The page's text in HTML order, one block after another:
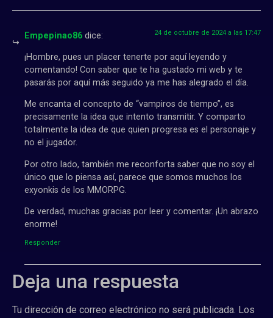
Empepinao86 dice: 24 de octubre de 2024 a las 17:47
¡Hombre, pues un placer tenerte por aquí leyendo y
comentando! Con saber que te ha gustado mi web y te
pasarás por aquí más seguido ya me has alegrado el día.
Me encanta el concepto de “vampiros de tiempo”, es
precisamente la idea que intento transmitir. Y comparto
totalmente la idea de que quien progresa es el personaje y
no el jugador.
Por otro lado, también me reconforta saber que no soy el
único que lo piensa así, parece que somos muchos los
exyonkis de los MMORPG.
De verdad, muchas gracias por leer y comentar. ¡Un abrazo
enorme!
Responder
Deja una respuesta
Tu dirección de correo electrónico no será publicada. Los